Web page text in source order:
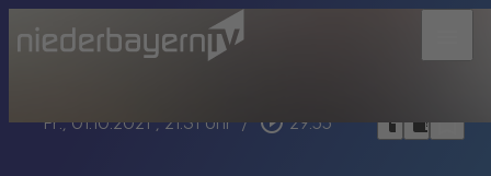
Fr., 01.10.2021, 21:31 Uhr / play_circle_outline 29:55 headphoneschrome_reader_modebookmark_border